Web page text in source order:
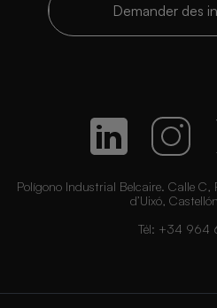
Demander des
Polígono Industrial Belcaire. Calle C,
d’Uixó,
Tél: +34 964